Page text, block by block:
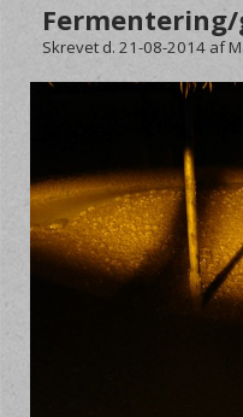
Skrevet d. 21-08-2014 af